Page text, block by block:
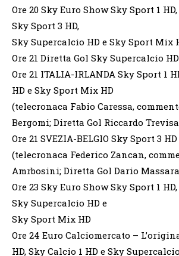
Ore 20 Sky Euro Show Sky Sport 1
Sky Sport 3 HD,
Sky Supercalcio HD e Sky Sport Mix
Ore 21 Diretta Gol Sky Supercalcio HD
Ore 21 ITALIA-IRLANDA Sky Sport 1
HD e Sky Sport Mix HD
(telecronaca Fabio Caressa,
Bergomi; Diretta Gol Riccardo
Ore 21 SVEZIA-BELGIO Sky Sport 3 HD
(telecronaca Federico Zancan,
Amrbosini; Diretta Gol Dario
Ore 23 Sky Euro Show Sky Sport 1
Sky Supercalcio HD e
Sky Sport Mix HD
Ore 24 Euro Calciomercato –
HD, Sky Calcio 1 HD e Sky